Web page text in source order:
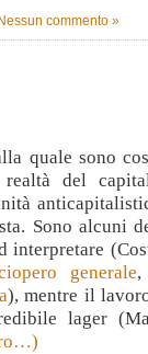
commento »
quale sono
del
Sono alcuni
interpretare
generale,
), mentre il
lager